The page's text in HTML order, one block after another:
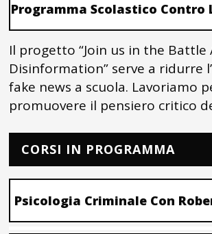
Programma Scolastico Contro
Il progetto “Join us in the Battle
Disinformation” serve a ridurre
fake news a scuola. Lavoriamo
promuovere il pensiero critico
CORSI IN PROGRAMMA
Psicologia Criminale Con